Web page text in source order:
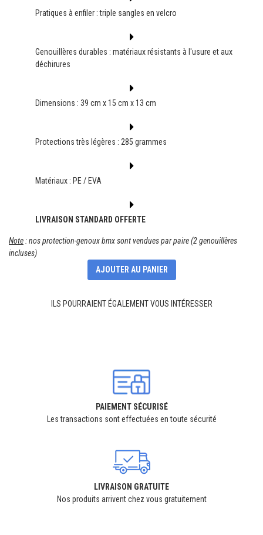
Pratiques à enfiler : triple sangles en velcro
Genouillères durables : matériaux résistants à l'usure et aux
déchirures
Dimensions : 39 cm x 15 cm x 13 cm
Protections très légères : 285 grammes
Matériaux : PE / EVA
LIVRAISON STANDARD OFFERTE
Note : nos protection-genoux bmx sont vendues par paire (2 genouillères
incluses)
AJOUTER AU PANIER
ILS POURRAIENT ÉGALEMENT VOUS INTÉRESSER
PAIEMENT SÉCURISÉ
Les transactions sont effectuées en toute sécurité
LIVRAISON GRATUITE
Nos produits arrivent chez vous gratuitement